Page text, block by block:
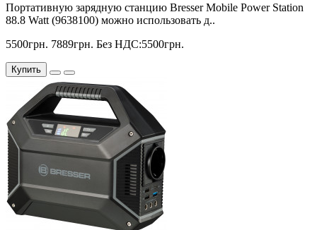
Портативную зарядную станцию ​​Bresser Mobile Power Station
88.8 Watt (9638100) можно использовать д..
5500грн. 7889грн. Без НДС:5500грн.
Купить